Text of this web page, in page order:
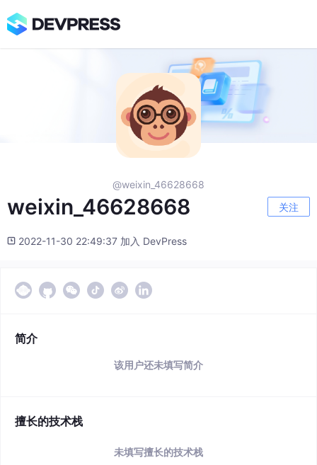
@weixin_46628668
weixin_46628668 关注
2022-11-30 22:49:37 加入 DevPress
简介
该用户还未填写简介
擅长的技术栈
未填写擅长的技术栈